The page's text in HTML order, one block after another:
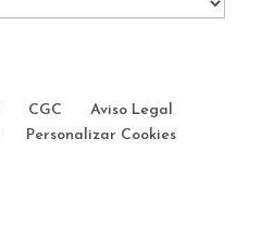
CGC
Aviso Legal
Personalizar Cookies